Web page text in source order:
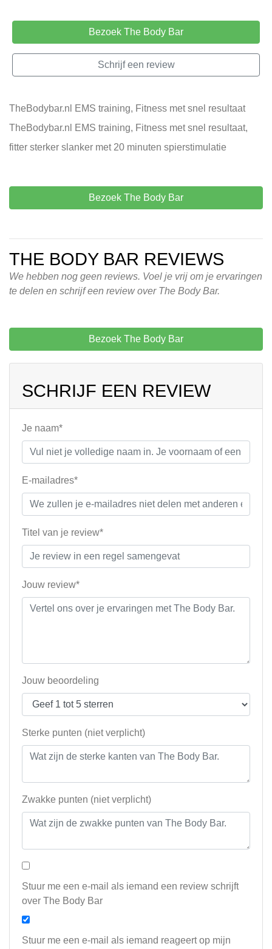
Bezoek The Body Bar
Schrijf een review
TheBodybar.nl EMS training, Fitness met snel resultaat
TheBodybar.nl EMS training, Fitness met snel resultaat,
fitter sterker slanker met 20 minuten spierstimulatie
Bezoek The Body Bar
THE BODY BAR REVIEWS
We hebben nog geen reviews. Voel je vrij om je ervaringen
te delen en schrijf een review over The Body Bar.
Bezoek The Body Bar
SCHRIJF EEN REVIEW
Je naam*
E-mailadres*
Titel van je review*
Jouw review*
Jouw beoordeling
Sterke punten (niet verplicht)
Zwakke punten (niet verplicht)
Stuur me een e-mail als iemand een review schrijft
over The Body Bar
Stuur me een e-mail als iemand reageert op mijn